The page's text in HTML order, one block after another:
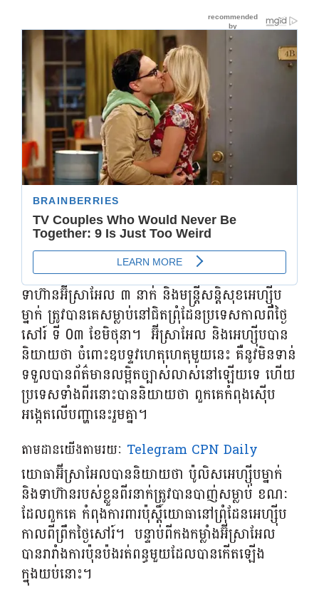
ទាហ៊ានអ៊ីស្រាអែល ៣ នាក់ និងមន្ត្រីសន្តិសុខអេហ្ស៊ីប
ម្នាក់ ត្រូវបានគេសម្លាប់នៅជិតព្រុំដែនប្រទេសកាលពីថ្ងៃ
សៅរ៍ ទី 0៣ ខែមិថុនា។ អ៊ីស្រាអែល និងអេហ្ស៊ីបបាន
និយាយថា ចំពោះឧបទ្ទវហេតុហេតុមួយនេះ គឺនូវមិនទាន់
ទទួលបានព័ត៌មានលម្អិតច្បាស់លាស់នៅឡើយទេ ហើយ
ប្រទេស​ទាំង​ពីរនោះ​បាន​និយាយ​ថា ​ពួកគេ​កំពុង​ស៊ើប
អង្កេត​លើ​បញ្ហា​នេះ​រួម​គ្នា។
តាមដានយើងតាមរយៈ Telegram CPN Daily
យោធាអ៊ីស្រាអែលបាននិយាយថា ប៉ូលិសអេហ្ស៊ីបម្នាក់
និងទាហ៊ានរបស់ខ្លួនពីរនាក់ត្រូវបានបាញ់សម្លាប់ ខណៈ
ដែលពួកគេ កំពុងការពារប៉ុស្តិ៍យោធានៅព្រុំដែនអេហ្ស៊ីប
កាលពីព្រឹកថ្ងៃសៅរ៍។ បន្ទាប់ពីកងកម្លាំងអ៊ីស្រាអែល
បានរារាំងការប៉ុនប៉ងរត់ពន្ធមួយដែលបានកើតឡើង
ក្នុងយប់នោះ។